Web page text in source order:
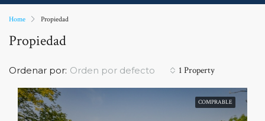
Home Propiedad
Propiedad
1 Property
Ordenar por: Orden por defecto
COMPRABLE